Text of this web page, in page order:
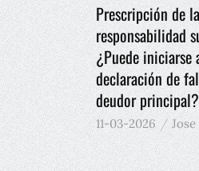
Prescripción de la
responsabilidad
¿Puede iniciarse
declaración de
deudor principal?
11-03-2026